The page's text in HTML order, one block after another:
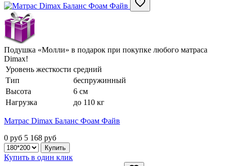
Подушка «Молли» в подарок при покупке любого матраса
Dimax!
Уровень жесткости средний
Тип
беспружинный
Высота
6 см
Нагрузка
до 110 кг
Матрас Dimax Баланс Фоам Файв
0 руб 5 168 руб
Купить в один клик